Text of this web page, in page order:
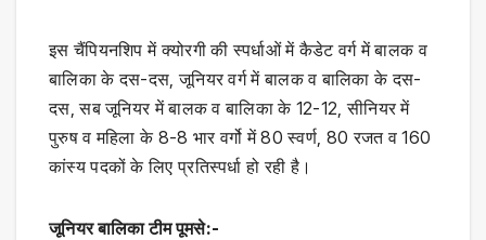
इस चैंपियनशिप में क्योरगी की स्पर्धाओं में कैडेट वर्ग में बालक व
बालिका के दस-दस, जूनियर वर्ग में बालक व बालिका के दस-
दस, सब जूनियर में बालक व बालिका के 12-12, सीनियर में
पुरुष व महिला के 8-8 भार वर्गो में 80 स्वर्ण, 80 रजत व 160
कांस्य पदकों के लिए प्रतिस्पर्धा हो रही है।
जूनियर बालिका टीम पूमसे:-